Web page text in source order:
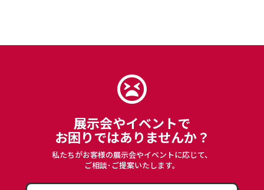
展示会やイベントで
お困りではありませんか？
私たちがお客様の展示会やイベントに応じて、
ご相談･ご提案いたします。